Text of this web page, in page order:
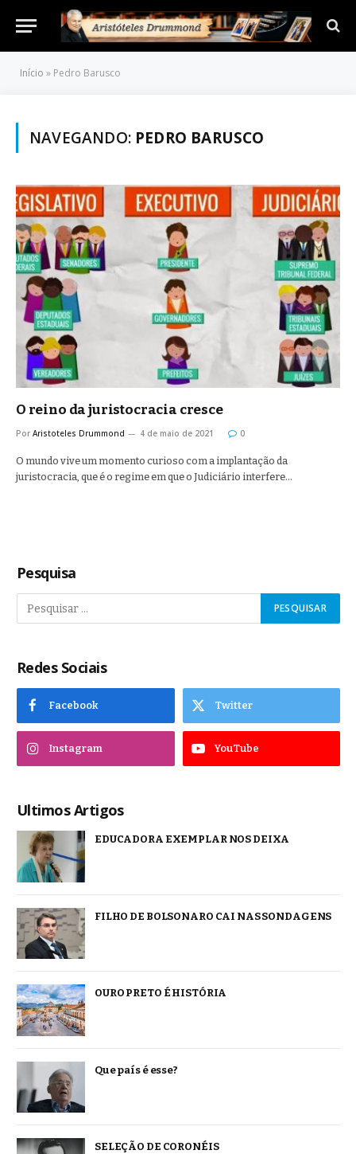
Início » Pedro Barusco
NAVEGANDO: PEDRO BARUSCO
O reino da juristocracia cresce
Por Aristoteles Drummond 4 de maio de 2021 0
O mundo vive um momento curioso com a implantação da
juristocracia, que é o regime em que o Judiciário interfere…
Pesquisa
Redes Sociais
Facebook Twitter
Instagram YouTube
Ultimos Artigos
EDUCADORA EXEMPLAR NOS DEIXA
FILHO DE BOLSONARO CAI NAS SONDAGENS
OURO PRETO É HISTÓRIA
Que país é esse?
SELEÇÃO DE CORONÉIS